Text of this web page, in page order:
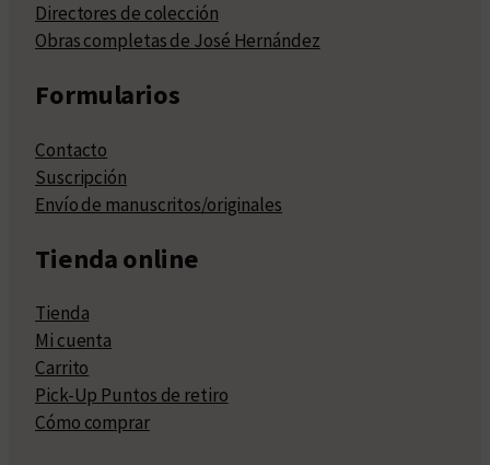
Directores de colección
Obras completas de José Hernández
Formularios
Contacto
Suscripción
Envío de manuscritos/originales
Tienda online
Tienda
Mi cuenta
Carrito
Pick-Up Puntos de retiro
Cómo comprar